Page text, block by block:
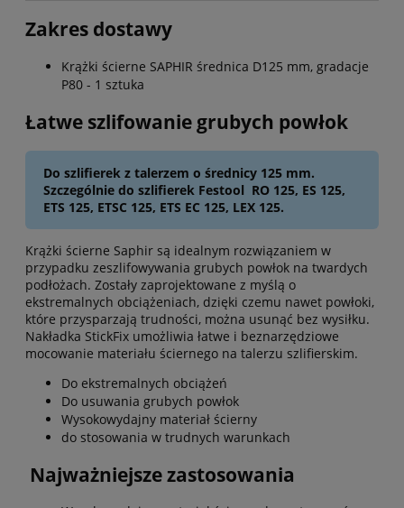
Zakres dostawy
Krążki ścierne SAPHIR średnica D125 mm, gradacje
P80 - 1 sztuka
Łatwe szlifowanie grubych powłok
Do szlifierek z talerzem o średnicy 125 mm.
Szczególnie do szlifierek Festool RO 125, ES 125,
ETS 125, ETSC 125, ETS EC 125, LEX 125.
Krążki ścierne Saphir są idealnym rozwiązaniem w
przypadku zeszlifowywania grubych powłok na twardych
podłożach. Zostały zaprojektowane z myślą o
ekstremalnych obciążeniach, dzięki czemu nawet powłoki,
które przysparzają trudności, można usunąć bez wysiłku.
Nakładka StickFix umożliwia łatwe i beznarzędziowe
mocowanie materiału ściernego na talerzu szlifierskim.
Do ekstremalnych obciążeń
Do usuwania grubych powłok
Wysokowydajny materiał ścierny
do stosowania w trudnych warunkach
Najważniejsze zastosowania